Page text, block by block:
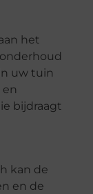
het
uw tuin
bijdraagt
kan de
en de